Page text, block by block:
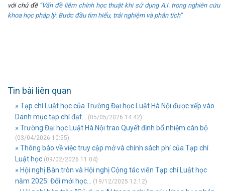
với chủ đề “Vấn đề liêm chính học thuật khi sử dụng A.I. trong nghiên cứu
khoa học pháp lý: Bước đầu tìm hiểu, trải nghiệm và phân tích”
Tin bài liên quan
» Tạp chí Luật học của Trường Đại học Luật Hà Nội được xếp vào
Danh mục tạp chí đạt... (05/05/2026 14:42)
» Trường Đại học Luật Hà Nội trao Quyết định bổ nhiệm cán bộ
(03/04/2026 10:55)
» Thông báo về việc truy cập mở và chính sách phí của Tạp chí
Luật học (09/02/2026 11:04)
» Hội nghị Bàn tròn và Hội nghị Cộng tác viên Tạp chí Luật học
năm 2025: Đổi mới học... (19/12/2025 12:12)